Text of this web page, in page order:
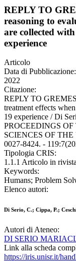
REPLY TO
reasoning to
are collected
experience
Articolo
Data di Pubblicazione:
2022
Citazione:
REPLY TO
treatment effects
19 experience / Di
PROCEEDINGS
SCIENCES OF
0027-8424. -
Tipologia CRIS:
1.1.1 Articolo in
Keywords:
Humans; Problem
Elenco autori:
Di Serio, C.; Cippa, P.;
Autori di Ateneo:
DI SERIO
Link alla scheda
https://iris.unisr.it/